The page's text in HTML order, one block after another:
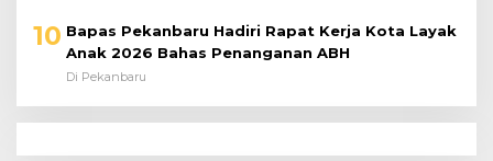
10 Bapas Pekanbaru Hadiri Rapat Kerja Kota Layak
Anak 2026 Bahas Penanganan ABH
Di Pekanbaru